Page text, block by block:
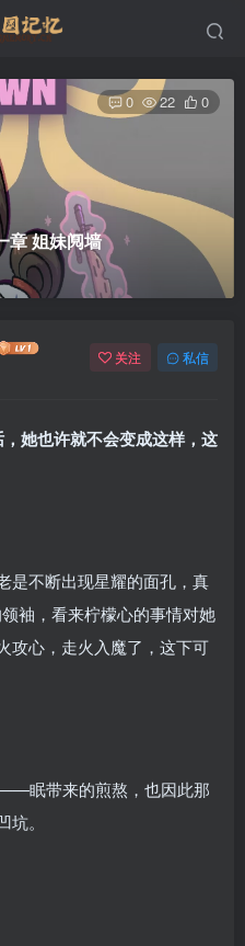
章 姐妹阋墙
0 22 0
关注 私信
她也许就不会变成这样，这
是不断出现星耀的面孔，真
袖，看来柠檬心的事情对她
攻心，走火入魔了，这下可
眠带来的煎熬，也因此那
。